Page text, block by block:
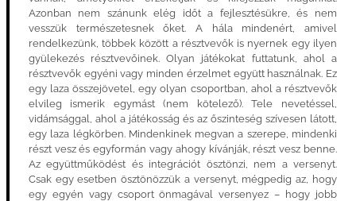
Azonban nem szánunk elég időt a fejlesztésükre, és nem
vesszük természetesnek őket. A hála mindenért, amivel
rendelkezünk, többek között a résztvevők is nyernek egy ilyen
gyülekezés résztvevőinek. Olyan játékokat futtatunk, ahol a
résztvevők egyéni vagy minden érzelmet együtt használnak. Ez
egy laza összejövetel, egy olyan csoportban, ahol a résztvevők
elvileg ismerik egymást (nem kötelező). Tele nevetéssel,
vidámsággal, ahol a játékosság és az őszinteség szívesen látott,
egy laza légkörben. Mindenkinek megvan a szerepe, mindenki
részt vesz és egyformán vagy ahogy kívánják, részt vesz benne.
Az együttműködést és integrációt ösztönzi, nem a versenyt.
Csak egy esetben ösztönözzük a versenyt, mégpedig az, hogy
egy egyén vagy csoport önmagával versenyez – hogy jobb